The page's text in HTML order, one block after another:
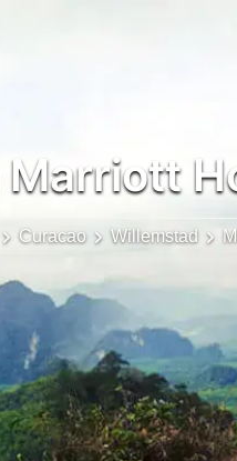
Marriott
Curacao Willemstad